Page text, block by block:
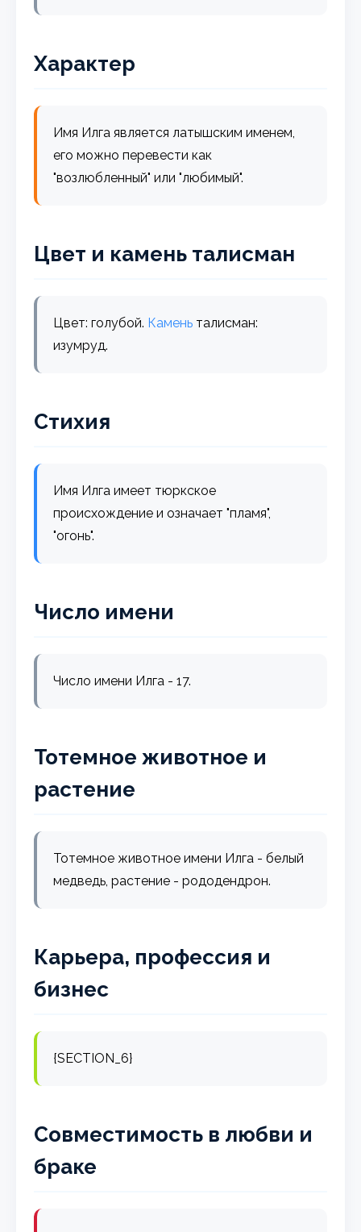
Характер
Имя Илга является латышским именем,
его можно перевести как
"возлюбленный" или "любимый".
Цвет и камень талисман
Цвет: голубой. Камень талисман:
изумруд.
Стихия
Имя Илга имеет тюркское
происхождение и означает "пламя",
"огонь".
Число имени
Число имени Илга - 17.
Тотемное животное и
растение
Тотемное животное имени Илга - белый
медведь, растение - рододендрон.
Карьера, профессия и
бизнес
{SECTION_6}
Совместимость в любви и
браке